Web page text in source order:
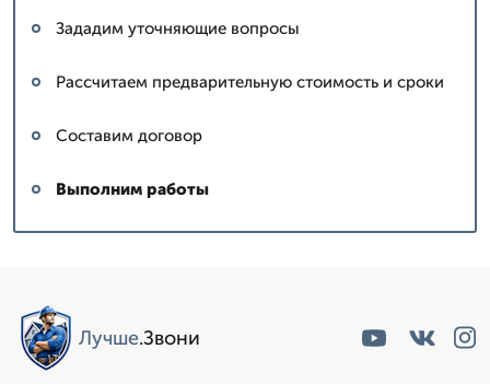
Зададим уточняющие вопросы
Рассчитаем предварительную стоимость и сроки
Составим договор
Выполним работы
Лучше.Звони